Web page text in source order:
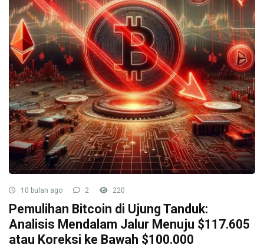
10 bulan ago 2 220
Pemulihan Bitcoin di Ujung Tanduk:
Analisis Mendalam Jalur Menuju $117.605
atau Koreksi ke Bawah $100.000